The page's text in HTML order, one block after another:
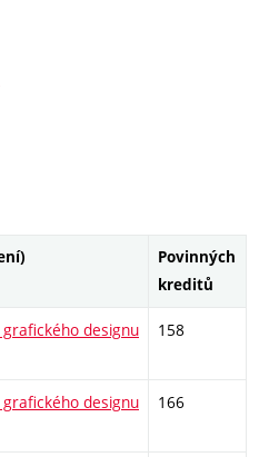
Povinných
kreditů
designu
158
designu
166